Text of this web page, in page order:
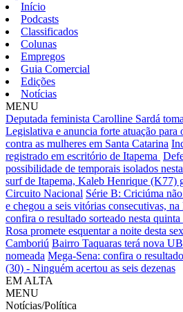
Início
Podcasts
Classificados
Colunas
Empregos
Guia Comercial
Edições
Notícias
MENU
Deputada feminista Carolline Sardá
Legislativa e anuncia forte atuação para
contra as mulheres em Santa Catarina
registrado em escritório de Itapema
possibilidade de temporais isolados
surf de Itapema, Kaleb Henrique (K77)
Circuito Nacional Série B: Criciúma
e chegou a seis vitórias consecutivas, na
confira o resultado sorteado nesta quinta
Rosa promete esquentar a noite desta
Camboriú Bairro Taquaras terá nova
nomeada Mega-Sena: confira o
(30) - Ninguém acertou as seis dezenas
EM ALTA
MENU
Notícias/Política